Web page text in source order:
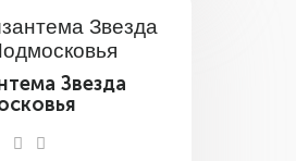
Звезда